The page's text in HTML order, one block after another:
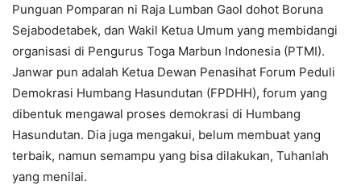
Punguan Pomparan ni Raja Lumban Gaol dohot Boruna
Sejabodetabek, dan Wakil Ketua Umum yang membidangi
organisasi di Pengurus Toga Marbun Indonesia (PTMI).
Janwar pun adalah Ketua Dewan Penasihat Forum Peduli
Demokrasi Humbang Hasundutan (FPDHH), forum yang
dibentuk mengawal proses demokrasi di Humbang
Hasundutan. Dia juga mengakui, belum membuat yang
terbaik, namun semampu yang bisa dilakukan, Tuhanlah
yang menilai.